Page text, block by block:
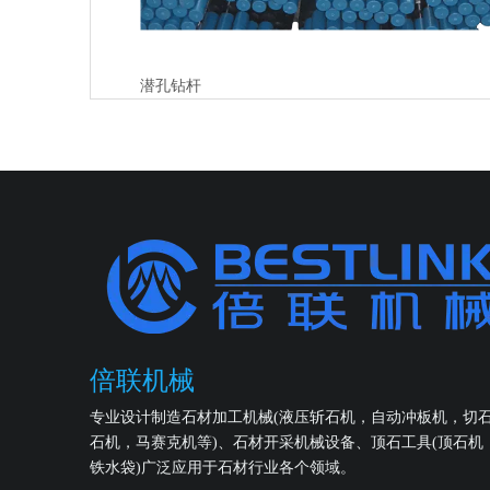
潜孔钻杆
倍联机械
专业设计制造石材加工机械(液压斩石机，自动冲板机，切
石机，马赛克机等)、石材开采机械设备、顶石工具(顶石机
铁水袋)广泛应用于石材行业各个领域。